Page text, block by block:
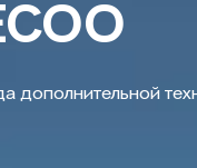
дополнительной